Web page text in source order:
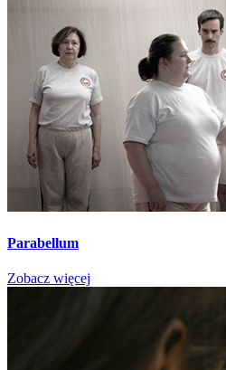
Parabellum
Zobacz więcej